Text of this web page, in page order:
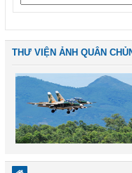
THƯ VIỆN ẢNH QUÂN